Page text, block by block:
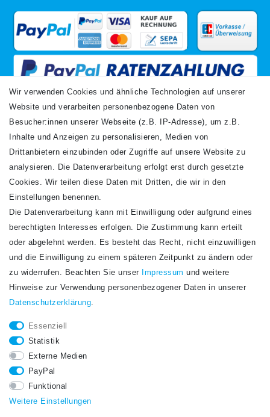
VERSANDARTEN
Newsletter
Honig
Hiermit bestätige ich, dass ich dieDaten­schutz­erklärunggelesen habe. Meine
STAY CONNECTED.
Wir verwenden Cookies und ähnliche Technologien auf unserer
Website und verarbeiten personenbezogene Daten von
Besucher:innen unserer Webseite (z.B. IP-Adresse), um z.B.
Inhalte und Anzeigen zu personalisieren, Medien von
Drittanbietern einzubinden oder Zugriffe auf unsere Website zu
analysieren. Die Datenverarbeitung erfolgt erst durch gesetzte
Cookies. Wir teilen diese Daten mit Dritten, die wir in den
Einstellungen benennen.
Die Datenverarbeitung kann mit Einwilligung oder aufgrund eines
berechtigten Interesses erfolgen. Die Zustimmung kann erteilt
oder abgelehnt werden. Es besteht das Recht, nicht einzuwilligen
und die Einwilligung zu einem späteren Zeitpunkt zu ändern oder
zu widerrufen. Beachten Sie unser
Impressum und weitere
Hinweise zur Verwendung personenbezogener Daten in unserer
Daten­schutz­erklärung.
Essenziell
Statistik
Externe Medien
PayPal
Funktional
Weitere Einstellungen